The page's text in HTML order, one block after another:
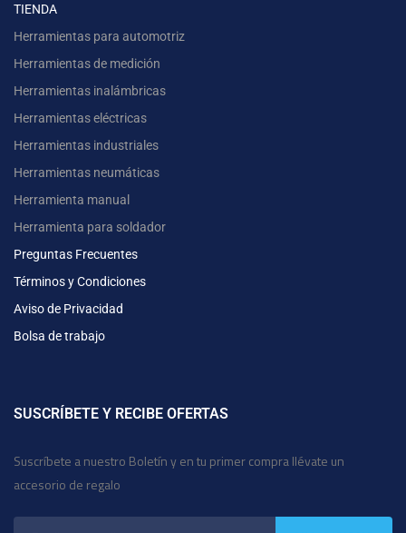
TIENDA
Herramientas para automotriz
Herramientas de medición
Herramientas inalámbricas
Herramientas eléctricas
Herramientas industriales
Herramientas neumáticas
Herramienta manual
Herramienta para soldador
Preguntas Frecuentes
Términos y Condiciones
Aviso de Privacidad
Bolsa de trabajo
SUSCRÍBETE Y RECIBE OFERTAS
Suscríbete a nuestro Boletín y en tu primer compra llévate un
accesorio de regalo